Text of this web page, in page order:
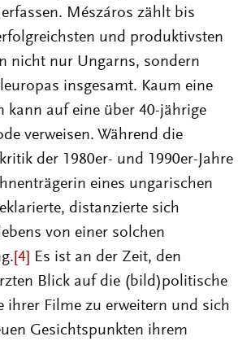
Mészáros zählt bis
und produktivsten
nicht nur Ungarns, sondern
insgesamt. Kaum eine
kann auf eine über 40-jährige
verweisen. Während die
der 1980er- und 1990er-Jahre
eines ungarischen
distanzierte sich
von einer solchen
[4] Es ist an der Zeit, den
Blick auf die (bild)politische
ihrer Filme zu erweitern und sich
Gesichtspunkten ihrem